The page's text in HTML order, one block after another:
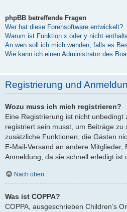
phpBB betreffende Fragen
Wer hat diese Forensoftware entwickelt?
Warum ist Funktion x oder y nicht
An wen soll ich mich wenden, falls es
Wie kann ich einen Administrator des
Registrierung und
Wozu muss ich mich registrieren?
Eine Registrierung ist nicht
registriert sein musst, um Beiträge
zusätzliche Funktionen, die Gästen
E-Mail-Versand an andere
Anmeldung, da sie schnell erledigt ist
Nach oben
Was ist COPPA?
COPPA, ausgeschrieben Children’s